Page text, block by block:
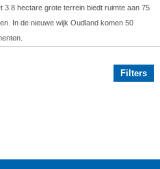
3.8 hectare grote terrein biedt ruimte aan 75
In de nieuwe wijk Oudland komen 50
Filters